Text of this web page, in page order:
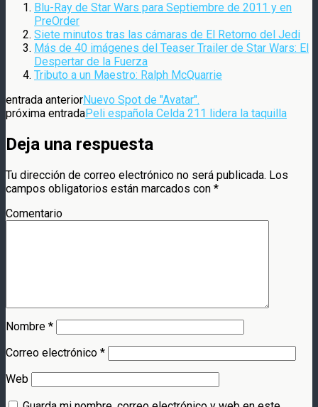
Blu-Ray de Star Wars para Septiembre de 2011 y en
PreOrder
Siete minutos tras las cámaras de El Retorno del Jedi
Más de 40 imágenes del Teaser Trailer de Star Wars: El
Despertar de la Fuerza
Tributo a un Maestro: Ralph McQuarrie
entrada anteriorNuevo Spot de "Avatar".
próxima entradaPeli española Celda 211 lidera la taquilla
Deja una respuesta
Tu dirección de correo electrónico no será publicada. Los
campos obligatorios están marcados con *
Comentario
Nombre *
Correo electrónico *
Web